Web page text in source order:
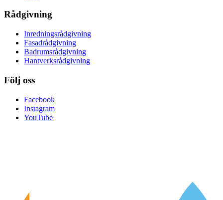
Rådgivning
Inredningsrådgivning
Fasadrådgivning
Badrumsrådgivning
Hantverksrådgivning
Följ oss
Facebook
Instagram
YouTube